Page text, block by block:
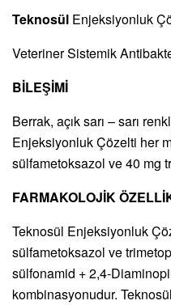
Teknosül Enjeksiyonluk
Veteriner Sistemik
BİLEŞİMİ
Berrak, açık sarı – sarı
Enjeksiyonluk Çözelti her
sülfametoksazol ve 40 mg
FARMAKOLOJİK
Teknosül Enjeksiyonluk
sülfametoksazol ve
sülfonamid + 2,4-
kombinasyonudur.